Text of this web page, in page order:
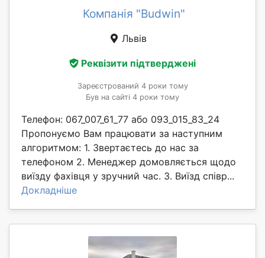
Компанія "Budwin"
Львів
Реквізити підтверджені
Зареєстрований 4 роки тому
Був на сайті 4 роки тому
Телефон: 067_007_61_77 або 093_015_83_24
Пропонуємо Вам працювати за наступним
алгоритмом: 1. Звертаєтесь до нас за
телефоном 2. Менеджер домовляється щодо
виїзду фахівця у зручний час. 3. Виїзд співр...
Докладніше